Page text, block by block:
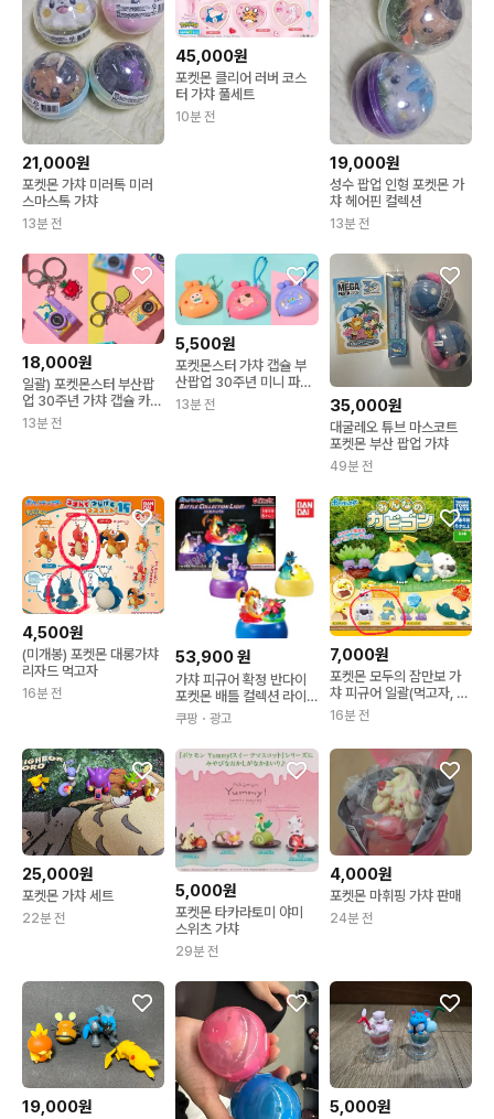
21,000원
포켓몬 가챠 미러톡 미러
스마스톡 가챠
13분 전
45,000원
포켓몬 클리어 러버 코스
터 가챠 풀세트
10분 전
19,000원
성수 팝업 인형 포켓몬 가
챠 헤어핀 컬렉션
13분 전
18,000원
일괄) 포켓몬스터 부산팝
업 30주년 가챠 캡슐 카메
라 키링 컬렉션 / 잠만보
초라기
13분 전
5,500원
포켓몬스터 가챠 캡슐 부
산팝업 30주년 미니 파우
치 동전지갑 / 초라기 삐
나몰빼미
13분 전 35,000원
대굴레오 튜브 마스코트
포켓몬 부산 팝업 가챠
49분 전
4,500원
(미개봉) 포켓몬 대롱가챠
리자드 먹고자
16분 전
53,900원
가챠 피규어 확정 반다이
포켓몬 배틀 컬렉션 라이
트 3종 풀세트 캡슐토이
가샤폰
쿠팡 ・광고
7,000원
포켓몬 모두의 잠만보 가
챠 피규어 일괄(먹고자, 우
르)
16분 전
25,000원
포켓몬 가챠 세트
22분 전
5,000원
포켓몬 타카라토미 야미
스위츠 가챠
29분 전
4,000원
포켓몬 마휘핑 가챠 판매
24분 전
19,000원 5,000원